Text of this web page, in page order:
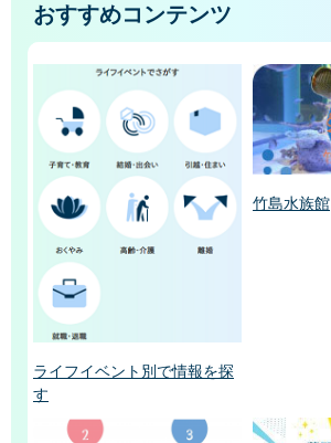
おすすめコンテンツ
ライフイベント別で情報を探
す
竹島水族館